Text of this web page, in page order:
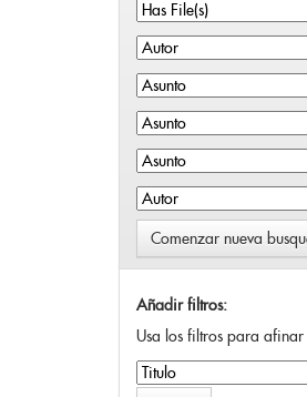
Comenzar nueva
Añadir filtros:
Usa los filtros para